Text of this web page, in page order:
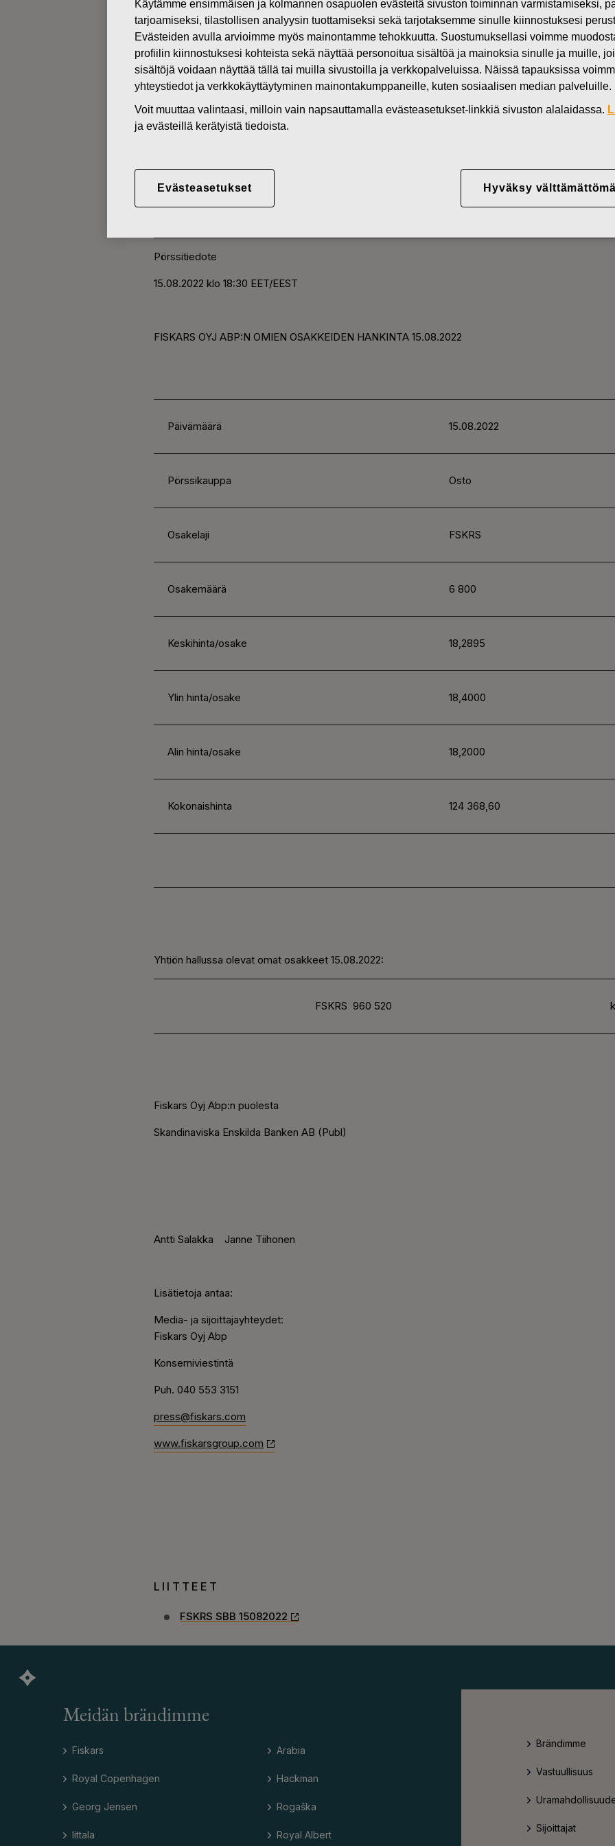
MUUTOKSET OMIEN OSAKKEIDEN OMISTUKSESSA
15.08.2022
FISKARS OYJ ABP:N OMIEN
Fiskars Oyj Abp
Pörssitiedote
15.08.2022 klo 18:30 EET/EEST
FISKARS OYJ ABP:N OMIEN OSAKKEIDEN HANKINTA 15.08.2022
Päivämäärä 15.08.2022
Pörssikauppa Osto
Osakelaji FSKRS
Osakemäärä 6 800
Keskihinta/osake 18,2895
Ylin hinta/osake 18,4000
Alin hinta/osake 18,2000
Kokonaishinta 124 368,60
Yhtiön hallussa olevat omat osakkeet 15.08.2022:
FSKRS 960 520
Fiskars Oyj Abp:n puolesta
Skandinaviska Enskilda Banken AB (Publ)
Antti Salakka Janne Tiihonen
Lisätietoja antaa:
Media- ja sijoittajayhteydet:
Fiskars Oyj Abp
Konserniviestintä
Puh. 040 553 3151
press@fiskars.com
www.fiskarsgroup.com
LIITTEET
FSKRS SBB 15082022
Meidän brändimme
Fiskars
Royal Copenhagen
Georg Jensen
Iittala
Arabia
Hackman
Rogaška
Royal Albert
Brändimme
Vastuullisuus
Sijoittajat
Käytämme ensimmäisen ja kolmannen osapuolen evästeitä sivuston toiminnan varmistamiseksi,
tarjoamiseksi, tilastollisen analyysin tuottamiseksi sekä tarjotaksemme sinulle kiinnostuksesi
Evästeiden avulla arvioimme myös mainontamme tehokkuutta. Suostumuksellasi voimme
profiilin kiinnostuksesi kohteista sekä näyttää personoitua sisältöä ja mainoksia sinulle ja muille,
sisältöjä voidaan näyttää tällä tai muilla sivustoilla ja verkkopalveluissa. Näissä tapauksissa
yhteystiedot ja verkkokäyttäytyminen mainontakumppaneille, kuten sosiaalisen median palveluille.
Voit muuttaa valintaasi, milloin vain napsauttamalla evästeasetukset-linkkiä sivuston alalaidassa.
ja evästeillä kerätyistä tiedoista.
Evästeasetukset Hyväksy